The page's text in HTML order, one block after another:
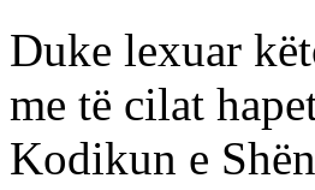
Duke lexuar
me të cilat
Kodikun e